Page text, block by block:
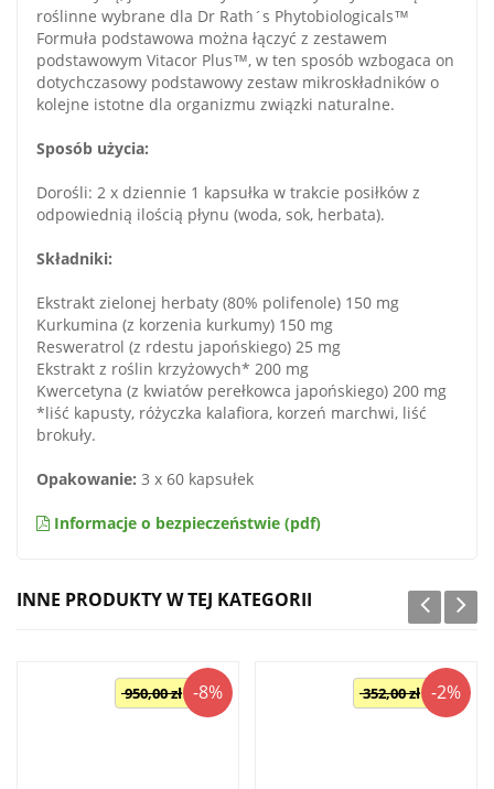
roślinne wybrane dla Dr Rath´s Phytobiologicals™
Formuła podstawowa można łączyć z zestawem
podstawowym Vitacor Plus™, w ten sposób wzbogaca on
dotychczasowy podstawowy zestaw mikroskładników o
kolejne istotne dla organizmu związki naturalne.
Sposób użycia:
Dorośli: 2 x dziennie 1 kapsułka w trakcie posiłków z
odpowiednią ilością płynu (woda, sok, herbata).
Składniki:
Ekstrakt zielonej herbaty (80% polifenole) 150 mg
Kurkumina (z korzenia kurkumy) 150 mg
Resweratrol (z rdestu japońskiego) 25 mg
Ekstrakt z roślin krzyżowych* 200 mg
Kwercetyna (z kwiatów perełkowca japońskiego) 200 mg
*liść kapusty, różyczka kalafiora, korzeń marchwi, liść
brokuły.
Opakowanie: 3 x 60 kapsułek
Informacje o bezpieczeństwie (pdf)
INNE PRODUKTY W TEJ KATEGORII
-8%
950,00 zł -2%
352,00 zł